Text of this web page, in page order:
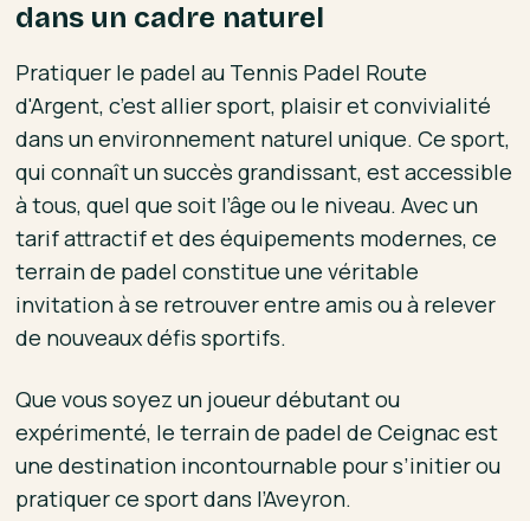
dans un cadre naturel
Pratiquer le padel au Tennis Padel Route
d'Argent, c’est allier sport, plaisir et convivialité
dans un environnement naturel unique. Ce sport,
qui connaît un succès grandissant, est accessible
à tous, quel que soit l’âge ou le niveau. Avec un
tarif attractif et des équipements modernes, ce
terrain de padel constitue une véritable
invitation à se retrouver entre amis ou à relever
de nouveaux défis sportifs.
Que vous soyez un joueur débutant ou
expérimenté, le terrain de padel de Ceignac est
une destination incontournable pour s’initier ou
pratiquer ce sport dans l’Aveyron.